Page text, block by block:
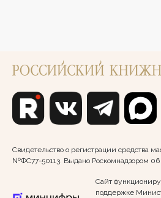
Свидетельство о регистрации средства
№ФС77-50113. Выдано Роскомнадзором 06
Сайт
поддержке